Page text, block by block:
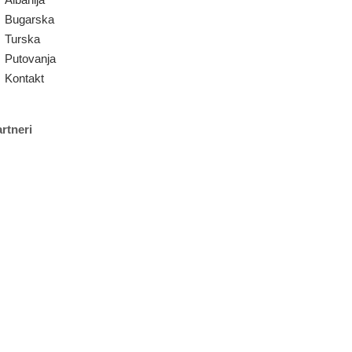
Bugarska
Turska
Putovanja
Kontakt